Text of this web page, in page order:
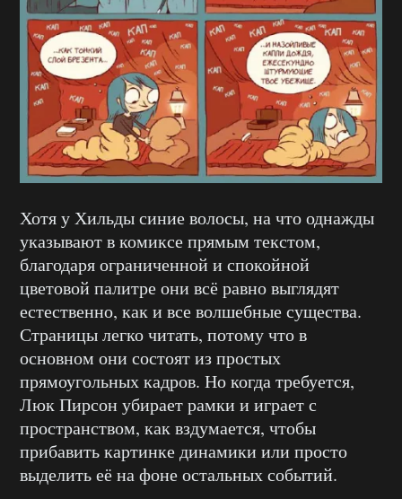
Хотя у Хильды синие волосы, на что однажды
указывают в комиксе прямым текстом,
благодаря ограниченной и спокойной
цветовой палитре они всё равно выглядят
естественно, как и все волшебные существа.
Страницы легко читать, потому что в
основном они состоят из простых
прямоугольных кадров. Но когда требуется,
Люк Пирсон убирает рамки и играет с
пространством, как вздумается, чтобы
прибавить картинке динамики или просто
выделить её на фоне остальных событий.